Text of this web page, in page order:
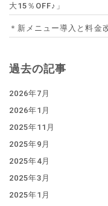
大15％OFF♪」
＊新メニュー導入と料金
過去の記事
2026年7月
2026年1月
2025年11月
2025年9月
2025年4月
2025年3月
2025年1月